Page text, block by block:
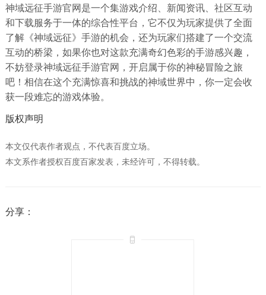
神域远征手游官网是一个集游戏介绍、新闻资讯、社区互动
和下载服务于一体的综合性平台，它不仅为玩家提供了全面
了解《神域远征》手游的机会，还为玩家们搭建了一个交流
互动的桥梁，如果你也对这款充满奇幻色彩的手游感兴趣，
不妨登录神域远征手游官网，开启属于你的神秘冒险之旅
吧！相信在这个充满惊喜和挑战的神域世界中，你一定会收
获一段难忘的游戏体验。
版权声明
本文仅代表作者观点，不代表百度立场。
本文系作者授权百度百家发表，未经许可，不得转载。
分享：